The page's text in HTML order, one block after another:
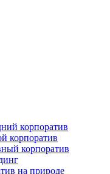
корпоратив
корпоратив
корпоратив
на природе